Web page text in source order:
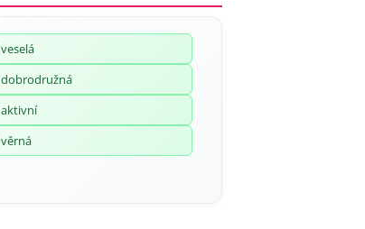
veselá
dobrodružná
aktivní
věrná